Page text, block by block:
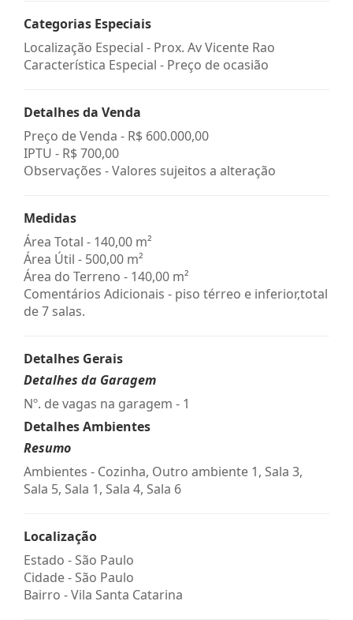
Categorias Especiais
Localização Especial - Prox. Av Vicente Rao
Característica Especial - Preço de ocasião
Detalhes da Venda
Preço de Venda - R$ 600.000,00
IPTU - R$ 700,00
Observações - Valores sujeitos a alteração
Medidas
Área Total - 140,00 m²
Área Útil - 500,00 m²
Área do Terreno - 140,00 m²
Comentários Adicionais - piso térreo e inferior,total
de 7 salas.
Detalhes Gerais
Detalhes da Garagem
Nº. de vagas na garagem - 1
Detalhes Ambientes
Resumo
Ambientes - Cozinha, Outro ambiente 1, Sala 3,
Sala 5, Sala 1, Sala 4, Sala 6
Localização
Estado -São Paulo
Cidade -São Paulo
Bairro -Vila Santa Catarina